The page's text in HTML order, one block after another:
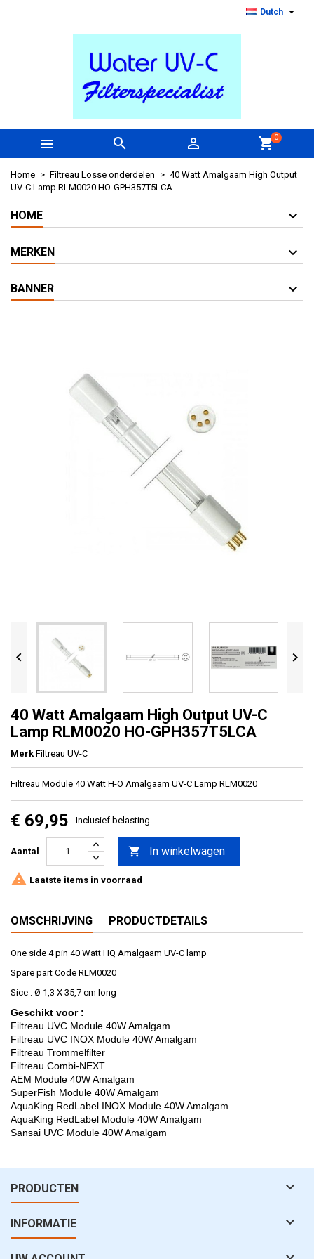
Dutch 
   shopping_cart0
Home Filtreau Losse onderdelen
40 Watt Amalgaam High Output
UV-C Lamp RLM0020 HO-GPH357T5LCA
HOME
MERKEN
BANNER
 
40 Watt Amalgaam High Output UV-C
Lamp RLM0020 HO-GPH357T5LCA
Merk Filtreau UV-C
Filtreau Module 40 Watt H-O Amalgaam UV-C Lamp RLM0020
€ 69,95 Inclusief belasting
Aantal  In winkelwagen
 Laatste items in voorraad
OMSCHRIJVING PRODUCTDETAILS
One side 4 pin 40 Watt HQ Amalgaam UV-C lamp
Spare part Code RLM0020
Sice : Ø 1,3 X 35,7 cm long
Geschikt voor :
Filtreau UVC Module 40W Amalgam
Filtreau UVC INOX Module 40W Amalgam
Filtreau Trommelfilter
Filtreau Combi-NEXT
AEM Module 40W Amalgam
SuperFish Module 40W Amalgam
AquaKing RedLabel INOX Module 40W Amalgam
AquaKing RedLabel Module 40W Amalgam
Sansai UVC Module 40W Amalgam
PRODUCTEN 
INFORMATIE 